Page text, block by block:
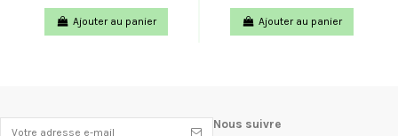
Ajouter au panier Ajouter au panier
Nous suivre